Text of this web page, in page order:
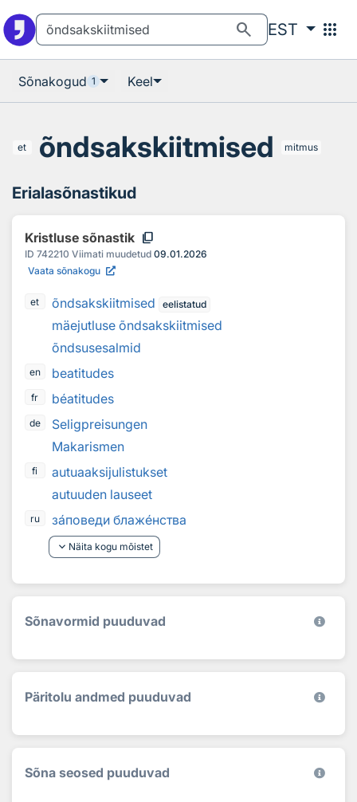
search EST apps
Sõnakogud 1 Keel
et õndsakskiitmised mitmus
Erialasõnastikud
Kristluse sõnastik content_copy
ID 742210 Viimati muudetud 09.01.2026
Vaata sõnakogu
et õndsakskiitmised eelistatud
mäejutluse õndsakskiitmised
õndsusesalmid
en beatitudes
fr béatitudes
de
Seligpreisungen
Makarismen
fi
autuaaksijulistukset
autuuden lauseet
ru заповеди блаженства
keyboard_arrow_down Näita kogu mõistet
Sõnavormid puuduvad
Päritolu andmed puuduvad
Sõna seosed puuduvad